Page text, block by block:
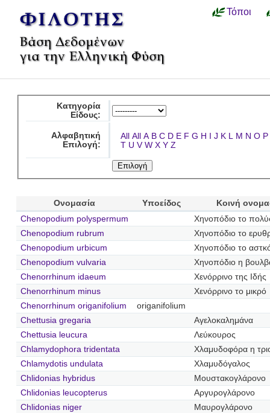
Τόποι
Κατηγορία
Είδους:
Αλφαβητική
Επιλογή:
All All A B C D E F G H I J K L M N O P
T U V W X Y Z
Ονομασία Υποείδος
Κοινή
Chenopodium polyspermum
Χηνοπόδιο το
Chenopodium rubrum
Χηνοπόδιο το
Chenopodium urbicum
Χηνοπόδιο το
Chenopodium vulvaria
Χηνοπόδιο η
Chenorrhinum idaeum
Χενόρρινο της Ιδής
Chenorrhinum minus
Χενόρρινο το μικρό
Chenorrhinum origanifolium
origanifolium
Chettusia gregaria
Αγελοκαλημάνα
Chettusia leucura
Λεύκουρος
Chlamydophora tridentata
Χλαμυδοφόρα η
Chlamydotis undulata
Χλαμυδόγαλος
Chlidonias hybridus
Μουστακογλάρονο
Chlidonias leucopterus
Αργυρογλάρονο
Chlidonias niger
Μαυρογλάρονο